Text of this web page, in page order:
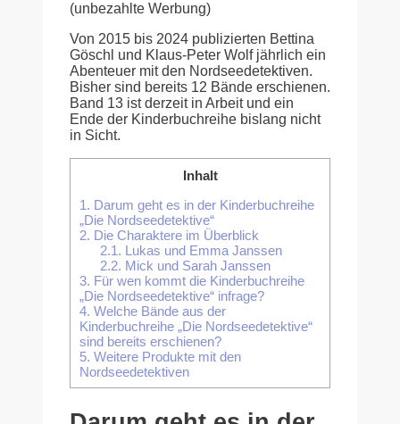
(unbezahlte Werbung)
Von 2015 bis 2024 publizierten Bettina
Göschl und Klaus-Peter Wolf jährlich ein
Abenteuer mit den Nordseedetektiven.
Bisher sind bereits 12 Bände erschienen.
Band 13 ist derzeit in Arbeit und ein
Ende der Kinderbuchreihe bislang nicht
in Sicht.
Inhalt
1. Darum geht es in der Kinderbuchreihe
„Die Nordseedetektive“
2. Die Charaktere im Überblick
2.1. Lukas und Emma Janssen
2.2. Mick und Sarah Janssen
3. Für wen kommt die Kinderbuchreihe
„Die Nordseedetektive“ infrage?
4. Welche Bände aus der
Kinderbuchreihe „Die Nordseedetektive“
sind bereits erschienen?
5. Weitere Produkte mit den
Nordseedetektiven